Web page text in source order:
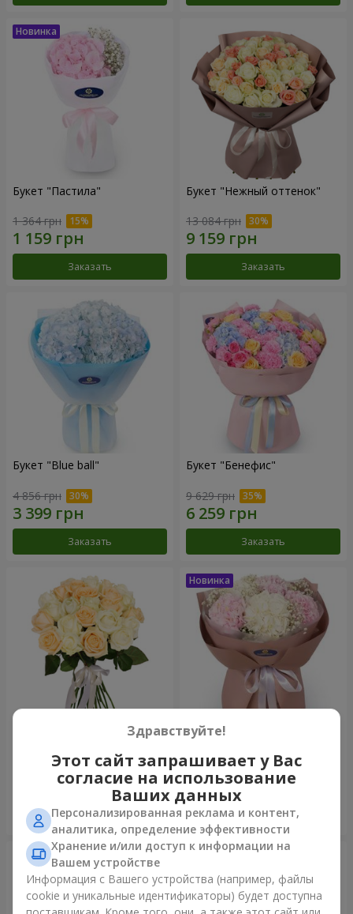
Букет "Пастила"
1 364 грн
Заказать
Букет "Нежный оттенок"
13 084 грн
Заказать
Букет "Blue ball"
4 856 грн
Заказать
Букет "Бенефис"
9 629 грн
Заказать
Микс “Нежность” из 21 розы
5 066 грн
Заказать
Букет "Искренность"
4 745 грн
Заказать
Здравствуйте!
Этот сайт запрашивает у Вас
согласие на использование
Ваших данных
Персонализированная реклама и контент,
аналитика, определение эффективности
Хранение и/или доступ к информации на
Вашем устройстве
Информация с Вашего устройства (например, файлы
cookie и уникальные идентификаторы) будет доступна